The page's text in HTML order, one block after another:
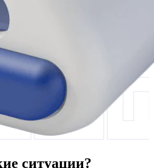
ситуации?